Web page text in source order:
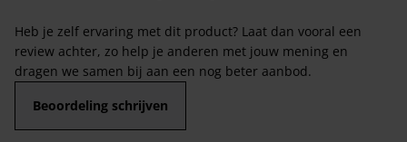
Heb je zelf ervaring met dit product? Laat dan vooral een
review achter, zo help je anderen met jouw mening en
dragen we samen bij aan een nog beter aanbod.
Beoordeling schrijven